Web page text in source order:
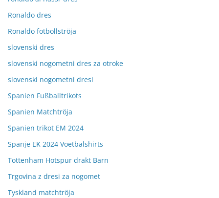
Ronaldo dres
Ronaldo fotbollströja
slovenski dres
slovenski nogometni dres za otroke
slovenski nogometni dresi
Spanien Fußballtrikots
Spanien Matchtröja
Spanien trikot EM 2024
Spanje EK 2024 Voetbalshirts
Tottenham Hotspur drakt Barn
Trgovina z dresi za nogomet
Tyskland matchtröja